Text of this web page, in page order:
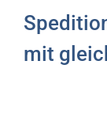
mit